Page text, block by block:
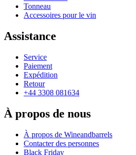
Tonneau
Accessoires pour le vin
Assistance
Service
Paiement
Expédition
Retour
+44 3308 081634
À propos de nous
À propos de Wineandbarrels
Contacter des personnes
Black Friday